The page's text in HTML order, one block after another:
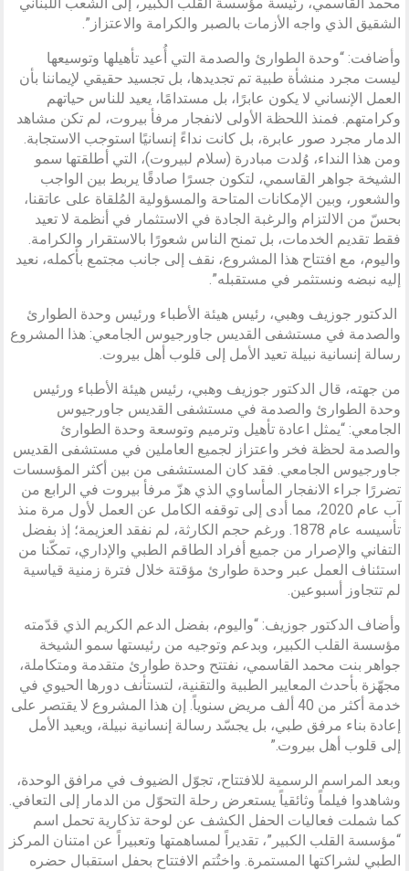
الشقيق الذي واجه الأزمات بالصبر والكرامة والاعتزاز”.
وأضافت: “وحدة الطوارئ والصدمة التي أُعيد تأهيلها وتوسيعها
ليست مجرد منشأة طبية تم تجديدها، بل تجسيد حقيقي لإيماننا بأن
العمل الإنساني لا يكون عابرًا، بل مستدامًا، يعيد للناس حياتهم
وكرامتهم. فمنذ اللحظة الأولى لانفجار مرفأ بيروت، لم تكن مشاهد
الدمار مجرد صور عابرة، بل كانت نداءً إنسانيًا استوجب الاستجابة.
ومن هذا النداء، وُلدت مبادرة (سلام لبيروت)، التي أطلقتها سمو
الشيخة جواهر القاسمي، لتكون جسرًا صادقًا يربط بين الواجب
والشعور، وبين الإمكانات المتاحة والمسؤولية المُلقاة على عاتقنا،
بحسّ من الالتزام والرغبة الجادة في الاستثمار في أنظمة لا تعيد
فقط تقديم الخدمات، بل تمنح الناس شعورًا بالاستقرار والكرامة.
واليوم، مع افتتاح هذا المشروع، نقف إلى جانب مجتمع بأكمله، نعيد
إليه نبضه ونستثمر في مستقبله”.
الدكتور جوزيف وهبي، رئيس هيئة الأطباء ورئيس وحدة الطوارئ
والصدمة في مستشفى القديس جاورجيوس الجامعي: هذا المشروع
رسالة إنسانية نبيلة تعيد الأمل إلى قلوب أهل بيروت.
من جهته، قال الدكتور جوزيف وهبي، رئيس هيئة الأطباء ورئيس
وحدة الطوارئ والصدمة في مستشفى القديس جاورجيوس
الجامعي: “يمثل اعادة تأهيل وترميم وتوسعة وحدة الطوارئ
والصدمة لحظة فخر واعتزاز لجميع العاملين في مستشفى القديس
جاورجيوس الجامعي. فقد كان المستشفى من بين أكثر المؤسسات
تضررًا جراء الانفجار المأساوي الذي هزّ مرفأ بيروت في الرابع من
آب عام 2020، مما أدى إلى توقفه الكامل عن العمل لأول مرة منذ
تأسيسه عام 1878. ورغم حجم الكارثة، لم نفقد العزيمة؛ إذ بفضل
التفاني والإصرار من جميع أفراد الطاقم الطبي والإداري، تمكّنا من
استئناف العمل عبر وحدة طوارئ مؤقتة خلال فترة زمنية قياسية
لم تتجاوز أسبوعين.
وأضاف الدكتور جوزيف: “واليوم، بفضل الدعم الكريم الذي قدّمته
مؤسسة القلب الكبير، وبدعم وتوجيه من رئيستها سمو الشيخة
جواهر بنت محمد القاسمي، نفتتح وحدة طوارئ متقدمة ومتكاملة،
مجهّزة بأحدث المعايير الطبية والتقنية، لتستأنف دورها الحيوي في
خدمة أكثر من 40 ألف مريض سنوياً. إن هذا المشروع لا يقتصر على
إعادة بناء مرفق طبي، بل يجسّد رسالة إنسانية نبيلة، ويعيد الأمل
إلى قلوب أهل بيروت.”
وبعد المراسم الرسمية للافتتاح، تجوّل الضيوف في مرافق الوحدة،
وشاهدوا فيلماً وثائقياً يستعرض رحلة التحوّل من الدمار إلى التعافي.
كما شملت فعاليات الحفل الكشف عن لوحة تذكارية تحمل اسم
“مؤسسة القلب الكبير”، تقديراً لمساهمتها وتعبيراً عن امتنان المركز
الطبي لشراكتها المستمرة. واختُتم الافتتاح بحفل استقبال حضره